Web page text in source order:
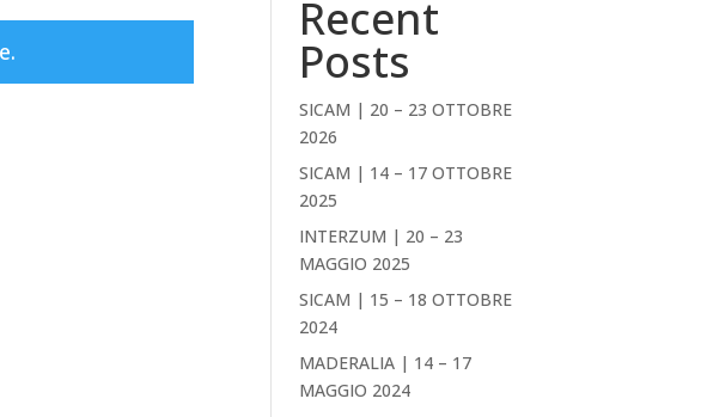
Recent
Posts
SICAM | 20 – 23 OTTOBRE
2026
SICAM | 14 – 17 OTTOBRE
2025
INTERZUM | 20 – 23
MAGGIO 2025
SICAM | 15 – 18 OTTOBRE
2024
MADERALIA | 14 – 17
MAGGIO 2024